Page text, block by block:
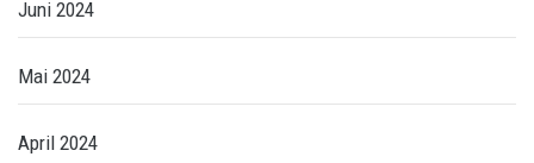
Juni 2024
Mai 2024
April 2024